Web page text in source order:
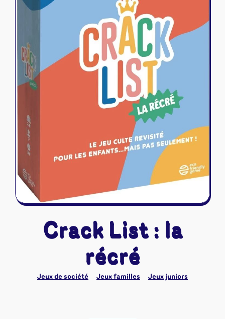
Naruto Mythos
Autres
Tapis de jeu
Crack List : la
récré
Jeux de société Jeux familles Jeux juniors